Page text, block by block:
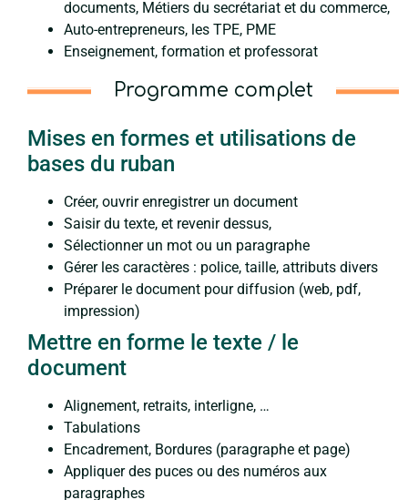
documents, Métiers du secrétariat et du commerce,
Auto-entrepreneurs, les TPE, PME
Enseignement, formation et professorat
Programme complet
Mises en formes et utilisations de
bases du ruban
Créer, ouvrir enregistrer un document
Saisir du texte, et revenir dessus,
Sélectionner un mot ou un paragraphe
Gérer les caractères : police, taille, attributs divers
Préparer le document pour diffusion (web, pdf,
impression)
Mettre en forme le texte / le
document
Alignement, retraits, interligne, …
Tabulations
Encadrement, Bordures (paragraphe et page)
Appliquer des puces ou des numéros aux
paragraphes